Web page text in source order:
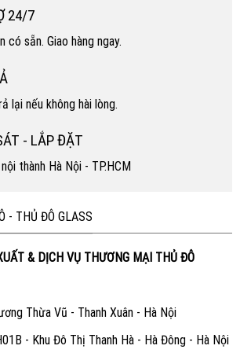
24/7
có sẵn. Giao hàng ngay.
lại nếu không hài lòng.
- LẮP ĐẶT
thành Hà Nội - TP.HCM
- THỦ ĐÔ GLASS
& DỊCH VỤ THƯƠNG MẠI THỦ ĐÔ
Thừa Vũ - Thanh Xuân - Hà Nội
- Khu Đô Thị Thanh Hà - Hà Đông - Hà Nội